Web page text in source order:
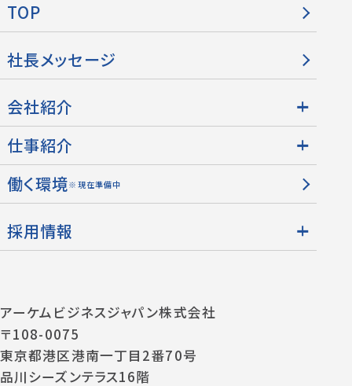
アーケムビジネスジャパン株式会社
〒108-0075
東京都港区港南一丁目2番70号
品川シーズンテラス16階
TOP
社長メッセージ
会社紹介
仕事紹介
働く環境※現在準備中
採用情報